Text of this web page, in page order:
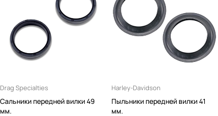
Drag Specialties
Сальники передней вилки 49
мм.
Harley-Davidson
Пыльники передней вилки 41
мм.